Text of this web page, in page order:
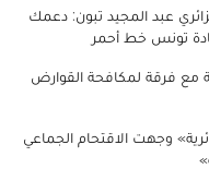
عبد المجيد تبون: دعمك
تونس خط أحمر
مع فرقة لمكافحة القوارض
وجهت الاقتحام الجماعي